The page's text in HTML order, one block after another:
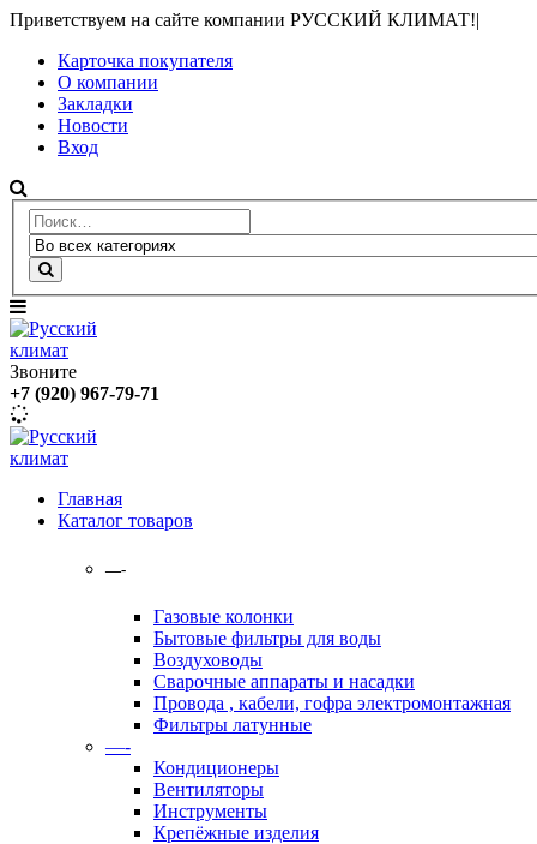
Приветствуем на сайте компании РУССКИЙ КЛИМАТ!|
Карточка покупателя
О компании
Закладки
Новости
Вход
Звоните
+7 (920) 967-79-71
Главная
Каталог товаров
—-
Газовые колонки
Бытовые фильтры для воды
Воздуховоды
Сварочные аппараты и насадки
Провода , кабели, гофра электромонтажная
Фильтры латунные
—-
Кондиционеры
Вентиляторы
Инструменты
Крепёжные изделия